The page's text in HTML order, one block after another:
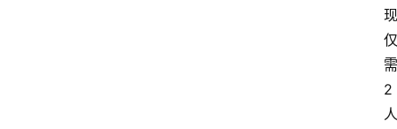
现
仅
需
2
人